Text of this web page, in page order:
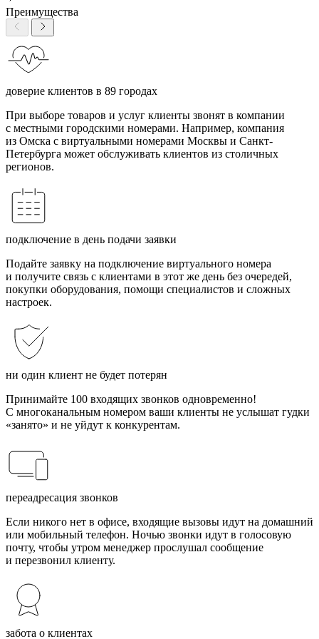
Преимущества
доверие клиентов в 89 городах
При выборе товаров и услуг клиенты звонят в компании
с местными городскими номерами. Например, компания
из Омска с виртуальными номерами Москвы и Санкт-
Петербурга может обслуживать клиентов из столичных
регионов.
подключение в день подачи заявки
Подайте заявку на подключение виртуального номера
и получите связь с клиентами в этот же день без очередей,
покупки оборудования, помощи специалистов и сложных
настроек.
ни один клиент не будет потерян
Принимайте 100 входящих звонков одновременно!
С многоканальным номером ваши клиенты не услышат гудки
«занято» и не уйдут к конкурентам.
переадресация звонков
Если никого нет в офисе, входящие вызовы идут на домашний
или мобильный телефон. Ночью звонки идут в голосовую
почту, чтобы утром менеджер прослушал сообщение
и перезвонил клиенту.
забота о клиентах